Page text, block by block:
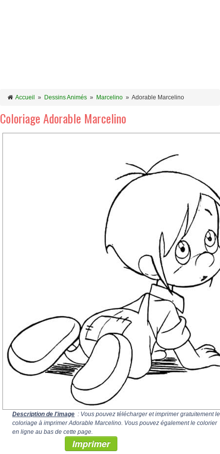
Accueil » Dessins Animés » Marcelino » Adorable Marcelino
Coloriage Adorable Marcelino
Description de l'image : Vous pouvez télécharger et imprimer gratuitement le
coloriage à imprimer Adorable Marcelino. Vous pouvez également le colorier
en ligne au bas de cette page.
Imprimer